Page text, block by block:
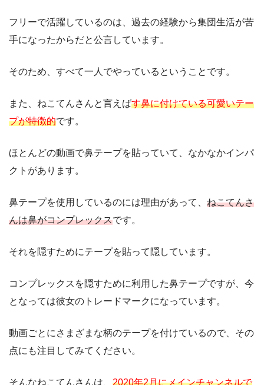
フリーで活躍しているのは、過去の経験から集団生活が苦
手になったからだと公言しています。
そのため、すべて一人でやっているということです。
また、ねこてんさんと言えばす鼻に付けている可愛いテー
プが特徴的です。
ほとんどの動画で鼻テープを貼っていて、なかなかインパ
クトがあります。
鼻テープを使用しているのには理由があって、 ねこてんさ
んは鼻がコンプレックスです。
それを隠すためにテープを貼って隠しています。
コンプレックスを隠すために利用した鼻テープですが、今
となっては彼女のトレードマークになっています。
動画ごとにさまざまな柄のテープを付けているので、その
点にも注目してみてください。
そんなねこてんさんは、 2020年2月にメインチャンネルで